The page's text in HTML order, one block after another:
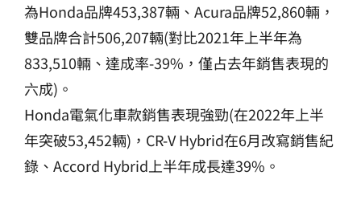
為Honda品牌453,387輛、Acura品牌52,860輛，
雙品牌合計506,207輛(對比2021年上半年為
833,510輛、達成率-39%，僅占去年銷售表現的
六成)。
Honda電氣化車款銷售表現強勁(在2022年上半
年突破53,452輛)，CR-V Hybrid在6月改寫銷售紀
錄、Accord Hybrid上半年成長達39%。